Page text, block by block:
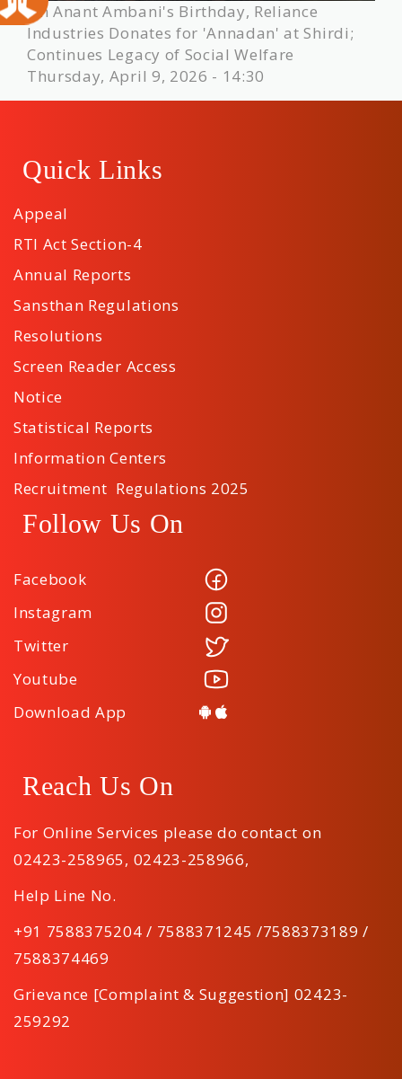
On Anant Ambani's Birthday, Reliance
Industries Donates for 'Annadan' at Shirdi;
Continues Legacy of Social Welfare
Thursday, April 9, 2026 - 14:30
Quick Links
Appeal
RTI Act Section-4
Annual Reports
Sansthan Regulations
Resolutions
Screen Reader Access
Notice
Statistical Reports
Information Centers
Recruitment Regulations 2025
Follow Us On
Facebook
Instagram
Twitter
Youtube
Download App
Reach Us On
For Online Services please do contact on
02423-258965, 02423-258966,
Help Line No.
+91 7588375204 / 7588371245 /7588373189 /
7588374469
Grievance [Complaint & Suggestion] 02423-
259292